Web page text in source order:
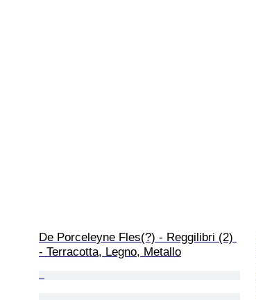
De Porceleyne Fles(?) - Reggilibri (2)
- Terracotta, Legno, Metallo